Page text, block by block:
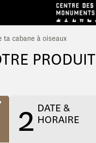
ta cabane à oiseaux
PRODUIT
2 DATE &
HORAIRE